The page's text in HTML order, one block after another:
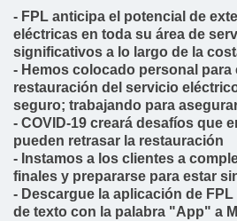
- FPL anticipa el potencial de
eléctricas en toda su área de
significativos a lo largo de la
- Hemos colocado personal para
restauración del servicio
seguro; trabajando para
- COVID-19 creará desafíos que
pueden retrasar la restauración
- Instamos a los clientes a
finales y prepararse para estar
- Descargue la aplicación de
de texto con la palabra "App" a